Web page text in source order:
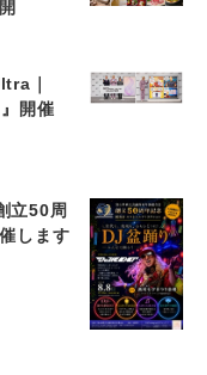
｜
開催
立50周
します